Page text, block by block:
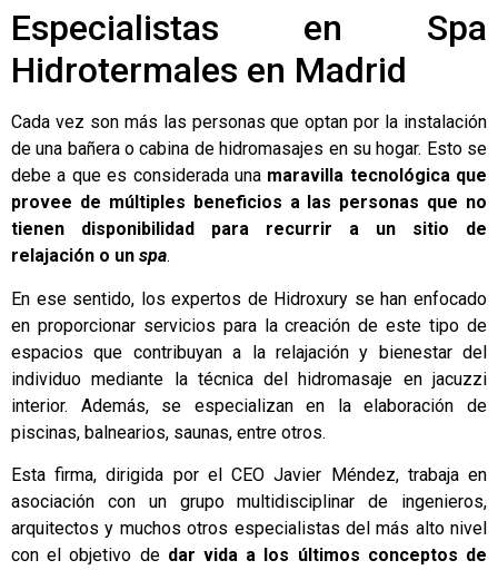
Especialistas en Spa
Hidrotermales en Madrid
Cada vez son más las personas que optan por la instalación
de una bañera o cabina de hidromasajes en su hogar. Esto se
debe a que es considerada una maravilla tecnológica que
provee de múltiples beneficios a las personas que no
tienen disponibilidad para recurrir a un sitio de
relajación o un spa.
En ese sentido, los expertos de Hidroxury se han enfocado
en proporcionar servicios para la creación de este tipo de
espacios que contribuyan a la relajación y bienestar del
individuo mediante la técnica del hidromasaje en jacuzzi
interior. Además, se especializan en la elaboración de
piscinas, balnearios, saunas, entre otros.
Esta firma, dirigida por el CEO Javier Méndez, trabaja en
asociación con un grupo multidisciplinar de ingenieros,
arquitectos y muchos otros especialistas del más alto nivel
con el objetivo de dar vida a los últimos conceptos de